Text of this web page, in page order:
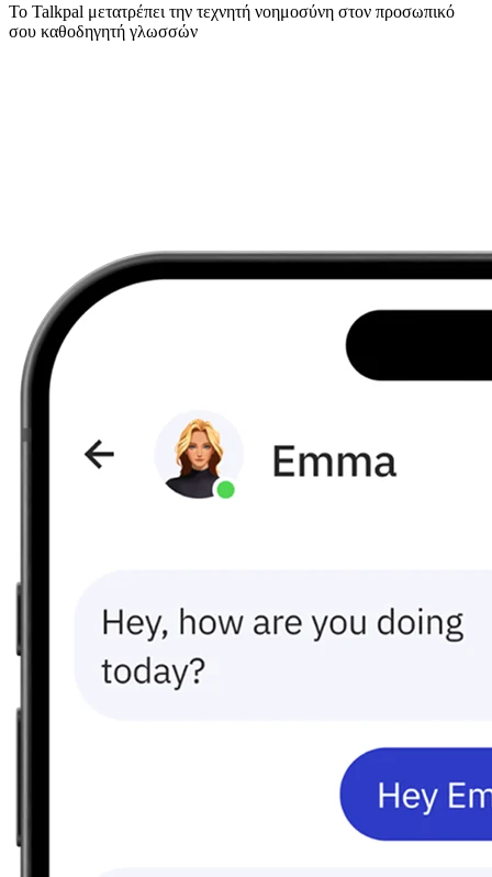
Το Talkpal μετατρέπει την τεχνητή νοημοσύνη στον προσωπικό
σου καθοδηγητή γλωσσών